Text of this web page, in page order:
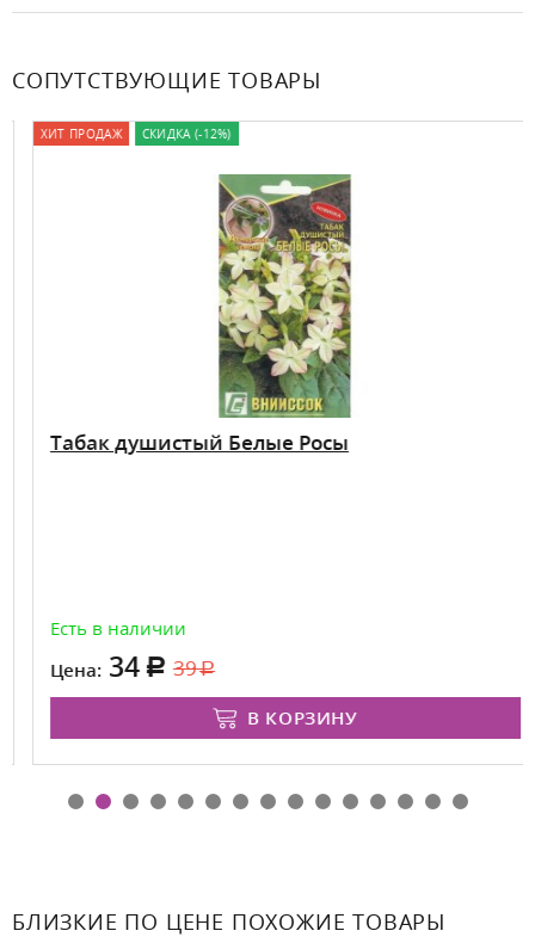
СОПУТСТВУЮЩИЕ ТОВАРЫ
ХИТ ПРОДАЖ СКИДКА (-12%)
Табак душистый Белые Росы
Есть в наличии
Цена: 34 39
В КОРЗИНУ
БЛИЗКИЕ ПО ЦЕНЕ ПОХОЖИЕ ТОВАРЫ